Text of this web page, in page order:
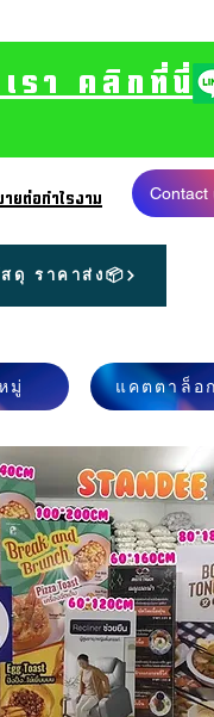
รา คลิกที่นี่
ยต่อกำไรงาม Contact
ดุ ราคาส่ง📦
มู่ แคตตาล็อก